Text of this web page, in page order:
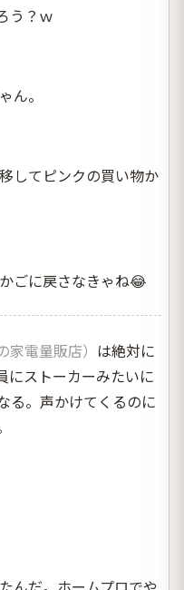
う？ｗ
ん。
してピンクの買い物か
ごに戻さなきゃね😂
家電量販店） は絶対に
にストーカーみたいに
る。声かけてくるのに